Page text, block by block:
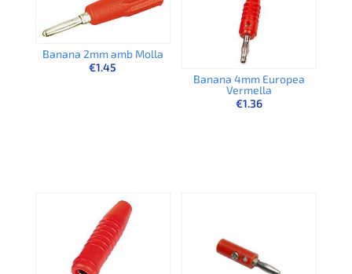
Banana 2mm amb Molla
€1.45
Banana 4mm Europea
Vermella
€1.36